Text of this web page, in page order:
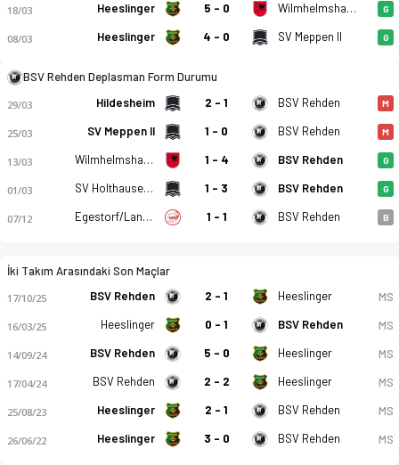
18/03 Heeslinger 5 - 0 Wilmhelmshaven G
08/03 Heeslinger 4 - 0 SV Meppen II G
BSV Rehden Deplasman Form Durumu
29/03 Hildesheim 2 - 1 BSV Rehden M
25/03 SV Meppen II 1 - 0 BSV Rehden M
13/03 Wilmhelmshaven 1 - 4 BSV Rehden G
01/03 SV Holthausen-Biene 1 - 3 BSV Rehden G
07/12 Egestorf/Langreder 1 - 1 BSV Rehden B
İki Takım Arasındaki Son Maçlar
17/10/25 BSV Rehden 2 - 1 Heeslinger MS
16/03/25 Heeslinger 0 - 1 BSV Rehden MS
14/09/24 BSV Rehden 5 - 0 Heeslinger MS
17/04/24 BSV Rehden 2 - 2 Heeslinger MS
25/08/23 Heeslinger 2 - 1 BSV Rehden MS
26/06/22 Heeslinger 3 - 0 BSV Rehden MS